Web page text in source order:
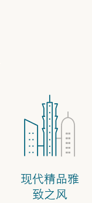
现代精品雅
致之风